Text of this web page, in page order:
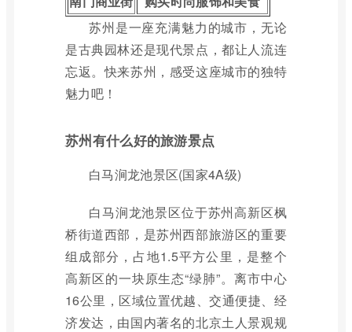
苏州是一座充满魅力的城市，无论
是古典园林还是现代景点，都让人流连
忘返。快来苏州，感受这座城市的独特
魅力吧！
苏州有什么好的旅游景点
白马涧龙池景区(国家4A级)
白马涧龙池景区位于苏州高新区枫
桥街道西部，是苏州西部旅游区的重要
组成部分，占地1.5平方公里，是整个
高新区的一块原生态“绿肺”。离市中心
16公里，区域位置优越、交通便捷、经
济发达，由国内著名的北京土人景观规